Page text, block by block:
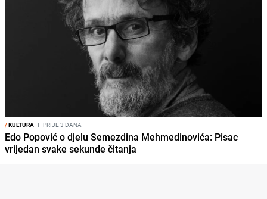
/KULTURA I PRIJE 3 DANA
Edo Popović o djelu Semezdina Mehmedinovića: Pisac
vrijedan svake sekunde čitanja